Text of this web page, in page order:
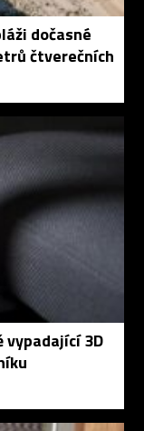
dočasné
čtverečních
3D